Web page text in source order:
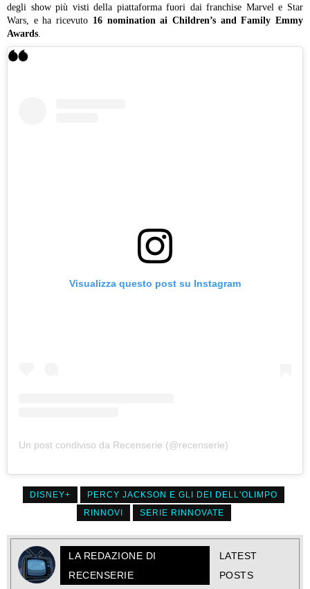
degli show più visti della piattaforma fuori dai franchise Marvel e Star
Wars, e ha ricevuto 16 nomination ai Children’s and Family Emmy
Awards.
Visualizza questo post su Instagram
Un post condiviso da Recenserie (@recenserie)
DISNEY+
PERCY JACKSON E GLI DEI DELL'OLIMPO
RINNOVI
SERIE RINNOVATE
LA REDAZIONE DI
RECENSERIE
LATEST
POSTS